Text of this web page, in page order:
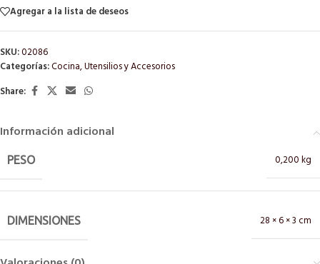
Agregar a la lista de deseos
SKU:02086
Categorías:Cocina,Utensilios y Accesorios
Share:
Información adicional
PESO 0,200 kg
DIMENSIONES 28 × 6 × 3 cm